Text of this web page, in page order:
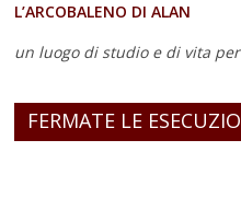
L’ARCOBALENO DI ALAN
un luogo di studio e di vita
FERMATE LE